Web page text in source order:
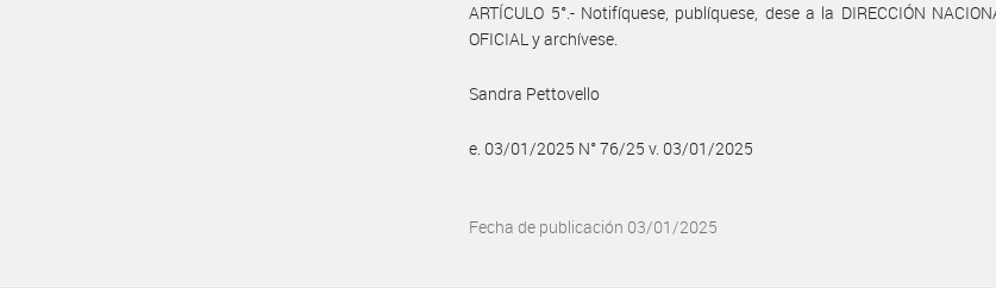
ARTÍCULO 5°.- Notifíquese, publíquese, dese a la DIRECCIÓN
OFICIAL y archívese.
Sandra Pettovello
e. 03/01/2025 N° 76/25 v. 03/01/2025
Fecha de publicación 03/01/2025